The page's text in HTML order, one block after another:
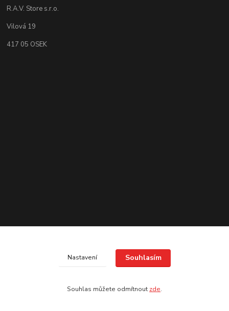
R.A.V. Store s.r.o.
Vilová 19
417 05 OSEK
Nastavení Souhlasím
Souhlas můžete odmítnout zde.